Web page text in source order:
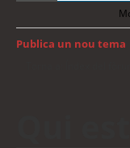
Publica un nou tema